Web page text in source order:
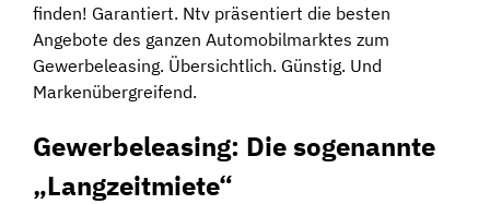
finden! Garantiert. Ntv präsentiert die besten
Angebote des ganzen Automobilmarktes zum
Gewerbeleasing. Übersichtlich. Günstig. Und
Markenübergreifend.
Gewerbeleasing: Die sogenannte
„Langzeitmiete“